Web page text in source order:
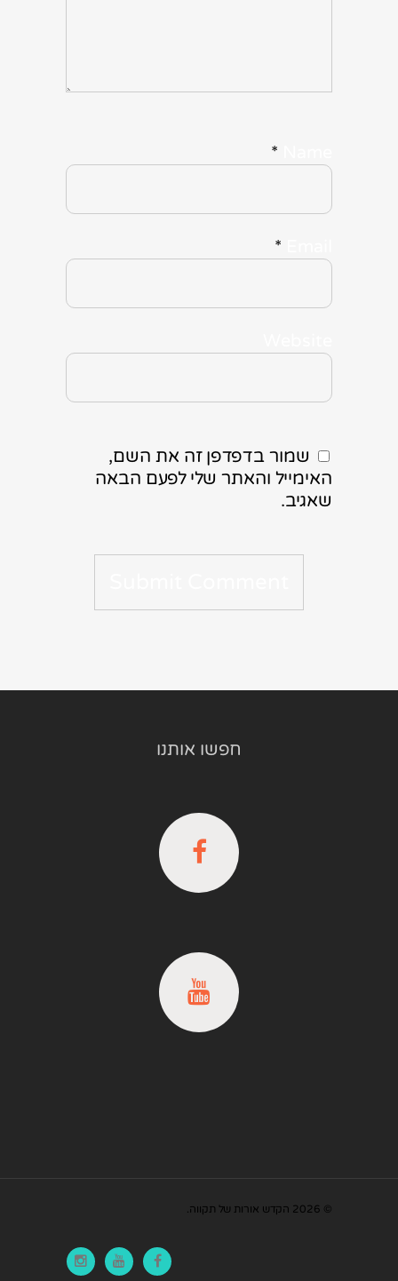
*
*
שמור בדפדפן זה את השם,
האימייל והאתר שלי לפעם הבאה
שאגיב.
חפשו אותנו
© 2026 הקדש אורות של תקווה.